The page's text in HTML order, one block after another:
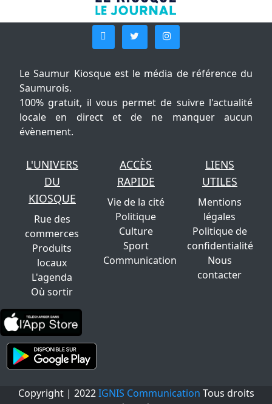
Le Saumur Kiosque est le média de référence du
Saumurois.
100% gratuit, il vous permet de suivre l'actualité
locale en direct et de ne manquer aucun
évènement.
L'UNIVERS
DU
KIOSQUE
Rue des
commerces
Produits
locaux
L'agenda
Où sortir
ACCÈS
RAPIDE
Vie de la cité
Politique
Culture
Sport
Communication
LIENS
UTILES
Mentions
légales
Politique de
confidentialité
Nous
contacter
Copyright | 2022IGNIS Communication Tous droits